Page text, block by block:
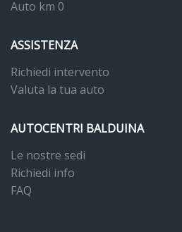
Auto km 0
ASSISTENZA
Richiedi intervento
Valuta la tua auto
AUTOCENTRI BALDUINA
Le nostre sedi
Richiedi info
FAQ